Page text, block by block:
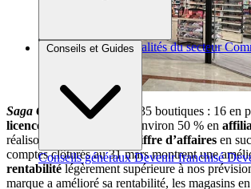
Brèves et actus Actualités du secteur
Conseils et Guides
Conseils généraux Devenir franchisé
Saga Cosmeticsregroupe 35 boutiques : 16 en
licence de marque
, dont environ 50 % en
réalisons 55 % de notre
chiffre d’affaires en
comptes clôturés au 31 mars montrent une
rentabilité légèrement supérieure à nos
marque a amélioré sa rentabilité, les magasins